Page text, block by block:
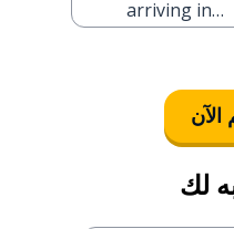
arriving in
الآن
لك